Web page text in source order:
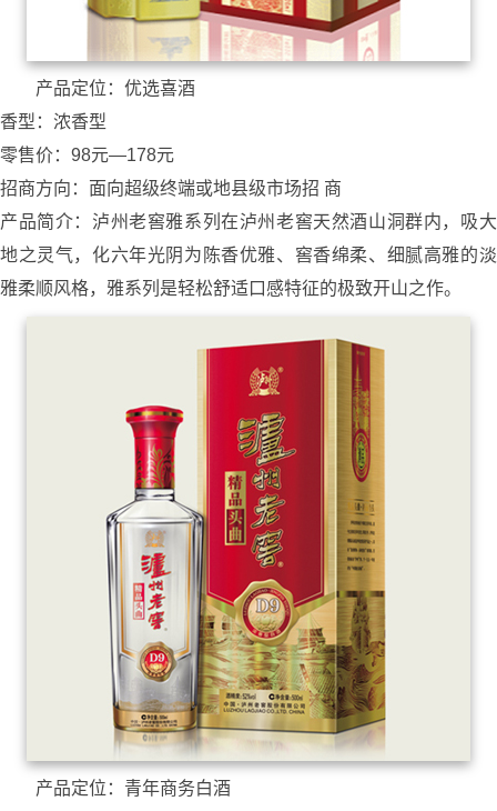
产品定位：优选喜酒
香型：浓香型
零售价：98元—178元
招商方向：面向超级终端或地县级市场招 商
产品简介：泸州老窖雅系列在泸州老窖天然酒山洞群内，吸大
地之灵气，化六年光阴为陈香优雅、窖香绵柔、细腻高雅的淡
雅柔顺风格，雅系列是轻松舒适口感特征的极致开山之作。
产品定位：青年商务白酒